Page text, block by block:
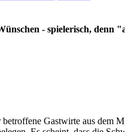
- spielerisch, denn
Gastwirte aus dem